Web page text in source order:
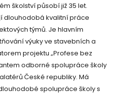
školství působí již 35 let.
dlouhodobá kvalitní práce
týmů. Je hlavním
výuky ve stavebních a
projektu „Profese bez
odborné spolupráce školy
České republiky. Má
spolupráce školy s